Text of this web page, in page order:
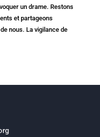
un drame. Restons
et partageons
nous. La vigilance de